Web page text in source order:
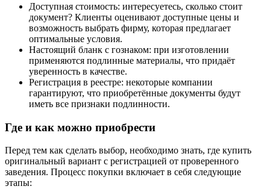
Доступная стоимость: интересуетесь, сколько стоит
документ? Клиенты оценивают доступные цены и
возможность выбрать фирму, которая предлагает
оптимальные условия.
Настоящий бланк с гознаком: при изготовлении
применяются подлинные материалы, что придаёт
уверенность в качестве.
Регистрация в реестре: некоторые компании
гарантируют, что приобретённые документы будут
иметь все признаки подлинности.
Где и как можно приобрести
Перед тем как сделать выбор, необходимо знать, где купить
оригинальный вариант с регистрацией от проверенного
заведения. Процесс покупки включает в себя следующие
этапы: